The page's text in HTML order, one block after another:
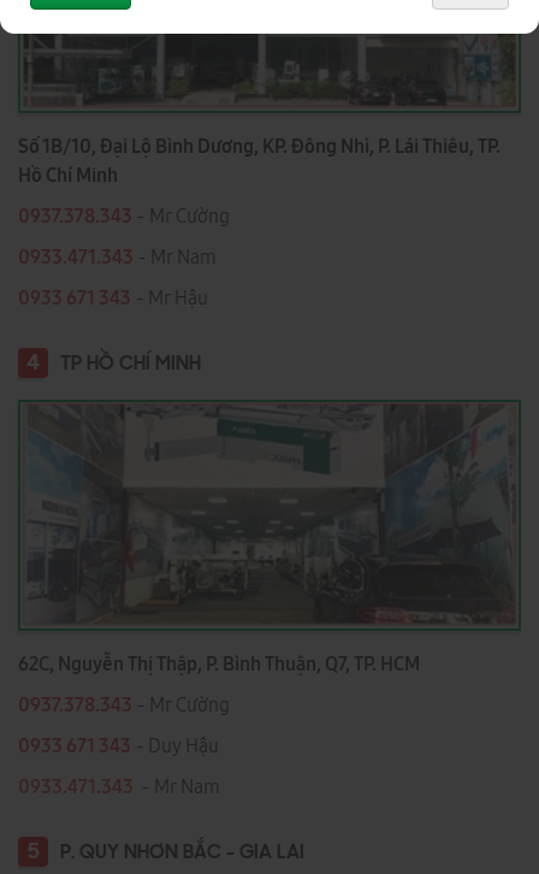
Số 1B/10, Đại Lộ Bình Dương, KP. Đông Nhì, P. Lái Thiêu, TP.
Hồ Chí Minh
0937.378.343 - Mr Cường
0933.471.343 - Mr Nam
0933 671 343 - Mr Hậu
4 TP HỒ CHÍ MINH
62C, Nguyễn Thị Thập, P. Bình Thuận, Q7, TP. HCM
0937.378.343 - Mr Cường
0933 671 343 - Duy Hậu
0933.471.343 - Mr Nam
5 P. QUY NHƠN BẮC - GIA LAI